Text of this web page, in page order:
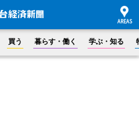
買う 暮らす・働く 学ぶ・知る